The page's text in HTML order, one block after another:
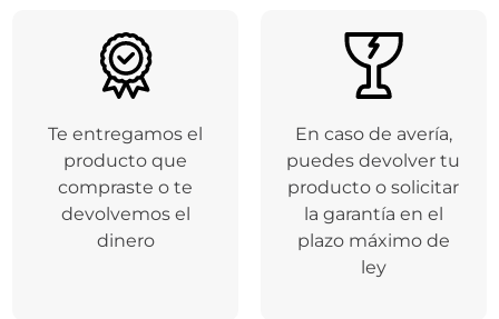
Te entregamos el
producto que
compraste o te
devolvemos el
dinero
En caso de avería,
puedes devolver tu
producto o solicitar
la garantía en el
plazo máximo de
ley